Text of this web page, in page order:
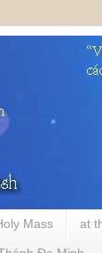
Mass at